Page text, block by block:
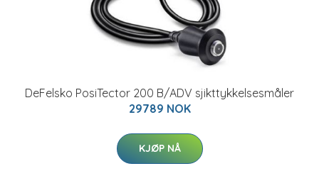
DeFelsko PosiTector 200 B/ADV sjikttykkelsesmåler
29789 NOK
KJØP NÅ